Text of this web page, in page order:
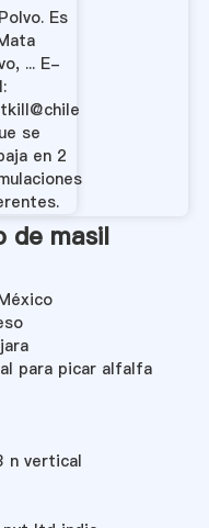
Es
... E-
se
en 2
de masil
para picar alfalfa
n vertical